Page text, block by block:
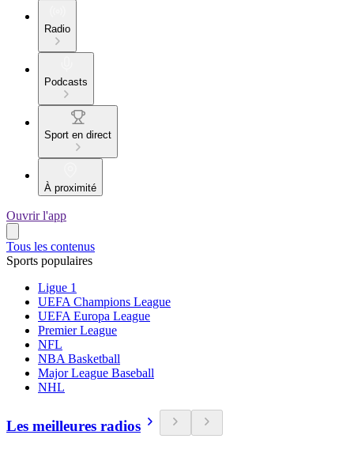
Radio
Podcasts
Sport en direct
À proximité
Ouvrir l'app
Tous les contenus
Sports populaires
Ligue 1
UEFA Champions League
UEFA Europa League
Premier League
NFL
NBA Basketball
Major League Baseball
NHL
Les meilleures radios